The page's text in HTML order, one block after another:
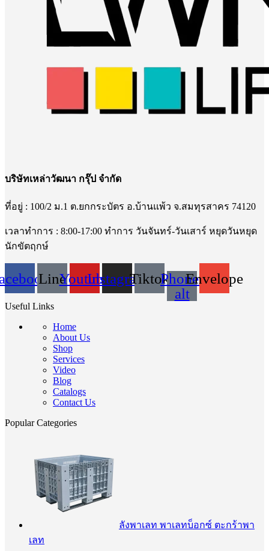
บริษัทเหล่าวัฒนา กรุ๊ป จำกัด
ที่อยู่ : 100/2 ม.1 ต.ยกกระบัตร อ.บ้านแพ้ว จ.สมทุรสาคร 74120
เวลาทำการ : 8:00-17:00 ทำการ วันจันทร์-วันเสาร์ หยุดวันหยุด
นักขัตฤกษ์
LineYoutubeInstagramTiktokPhone-
alt
Envelope
Useful Links
Home
About Us
Shop
Services
Video
Blog
Catalogs
Contact Us
Popular Categories
ลังพาเลท พาเลทบ็อกซ์ ตะกร้าพา
เลท